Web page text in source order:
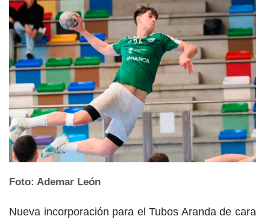
Foto: Ademar León
Nueva incorporación para el Tubos Aranda de cara